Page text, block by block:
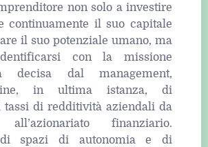
non solo a investire
continuamente il suo capitale
il suo potenziale umano, ma
con la missione
decisa dal management,
in ultima istanza, di
tassi di redditività aziendali da
all’azionariato finanziario.
di spazi di autonomia e di